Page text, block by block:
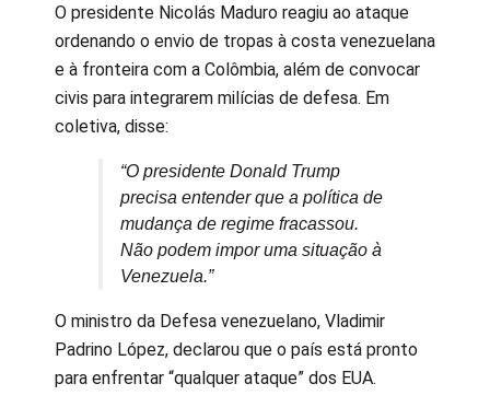
O presidente Nicolás Maduro reagiu ao ataque
ordenando o envio de tropas à costa venezuelana
e à fronteira com a Colômbia, além de convocar
civis para integrarem milícias de defesa. Em
coletiva, disse:
“O presidente Donald Trump
precisa entender que a política de
mudança de regime fracassou.
Não podem impor uma situação à
Venezuela.”
O ministro da Defesa venezuelano, Vladimir
Padrino López, declarou que o país está pronto
para enfrentar “qualquer ataque” dos EUA.